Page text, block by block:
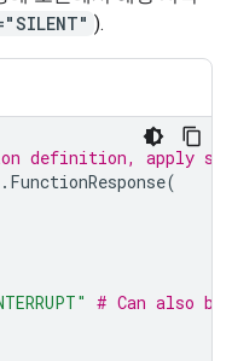
).
definition, apply
. FunctionResponse(
# Can also be